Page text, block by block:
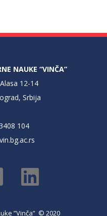
NAUKE “VINČA”
12-14
Srbija
104
”Vinča” © 2020